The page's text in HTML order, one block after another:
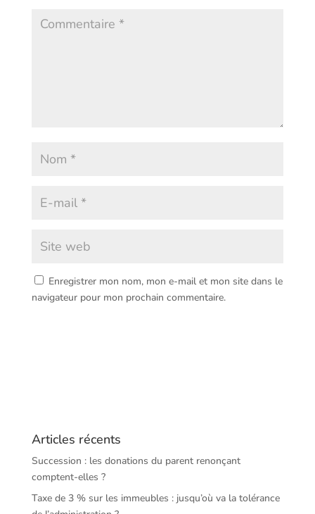
Enregistrer mon nom, mon e-mail et mon site dans le
navigateur pour mon prochain commentaire.
Articles récents
Succession : les donations du parent renonçant
comptent-elles ?
Taxe de 3 % sur les immeubles : jusqu’où va la tolérance